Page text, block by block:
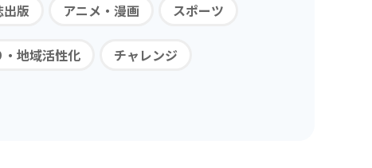
版 アニメ・漫画 スポーツ
・地域活性化 チャレンジ